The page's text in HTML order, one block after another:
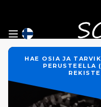
HAE OSIA JA
PERUSTEELLA